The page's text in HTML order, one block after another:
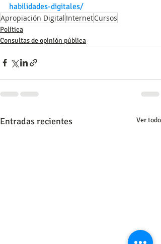
habilidades-digitales/
Apropiación Digital InternetCursos
Política
Consultas de opinión pública
Entradas recientes Ver todo